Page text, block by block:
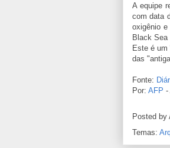
A equipe
com data
oxigênio
Black
Este é
das
Fonte:
Por: AFP -
Posted by
Temas: